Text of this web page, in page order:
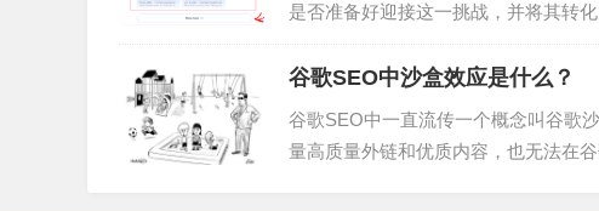
是否准备好迎接这一挑战，并将其转
望可以抓住SEO机会。1.什么是谷歌
生成用户查询的答案摘要，并将其展
2.谷歌AI概述对SEO的影响SEO…
谷歌SEO中沙盒效应是什么？
谷歌SEO中一直流传一个概念叫谷歌
量高质量外链和优质内容，也无法在